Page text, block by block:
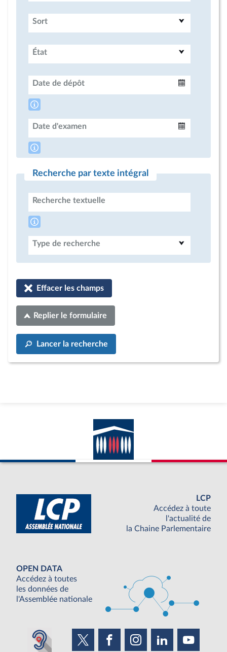
Sort
État
Date de dépôt
Date d'examen
Recherche par texte intégral
Recherche textuelle
Type de recherche
Effacer les champs
Replier le formulaire
Lancer la recherche
LCP
Accédez à toute
l'actualité de
la Chaine Parlementaire
OPEN DATA
Accédez à toutes
les données de
l'Assemblée nationale